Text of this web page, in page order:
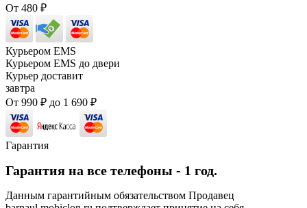
От 480 ₽
Курьером EMS
Курьером EMS до двери
Курьер доставит
завтра
От 990 ₽ до 1 690 ₽
Гарантия
Гарантия на все телефоны - 1 год.
Данным гарантийным обязательством Продавец